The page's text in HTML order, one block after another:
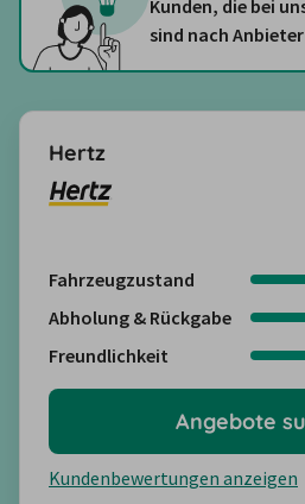
Kunden, die bei
sind nach
Hertz
Fahrzeugzustand
Abholung & Rückgabe
Freundlichkeit
Kundenbewertungen anzeigen
Angebote